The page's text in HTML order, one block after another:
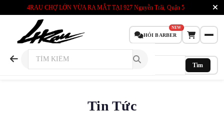
4RAU CHỢ LỚN VỪA RA MẮT TẠI 927 Nguyễn Trãi, Quận 5
HỎI BARBER
NEW
Tìm
Tin Tức